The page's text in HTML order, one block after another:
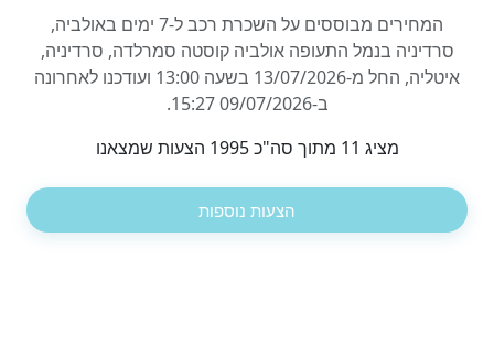
המחירים מבוססים על השכרת רכב ל-7 ימים באולביה,
סרדיניה בנמל התעופה אולביה קוסטה סמרלדה, סרדיניה,
איטליה, החל מ-13/07/2026 בשעה 13:00 ועודכנו לאחרונה
ב-09/07/2026 15:27.
מציג 11 מתוך סה"כ 1995 הצעות שמצאנו
הצעות נוספות